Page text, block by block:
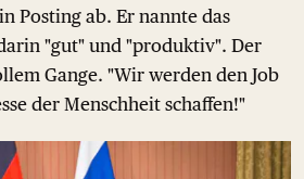
Posting ab. Er nannte das
"gut" und "produktiv". Der
Gange. "Wir werden den Job
der Menschheit schaffen!"